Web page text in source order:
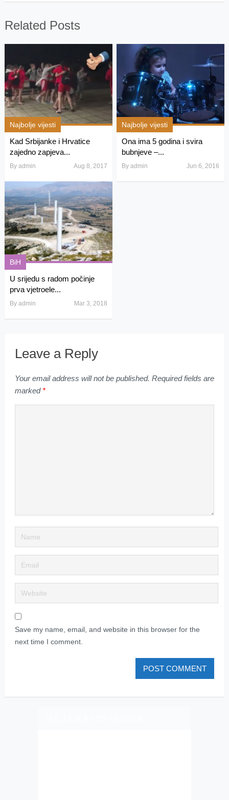
Related Posts
Najbolje vijesti
Kad Srbijanke i Hrvatice
zajedno zapjeva...
By admin Aug 8, 2017
Najbolje vijesti
Ona ima 5 godina i svira
bubnjeve –...
Byadmin Jun 6, 2016
BiH
U srijedu s radom počinje
prva vjetroele...
By admin Mar 3, 2018
Leave a Reply
Your email address will not be published. Required fields are
marked *
Save my name, email, and website in this browser for the
next time I comment.